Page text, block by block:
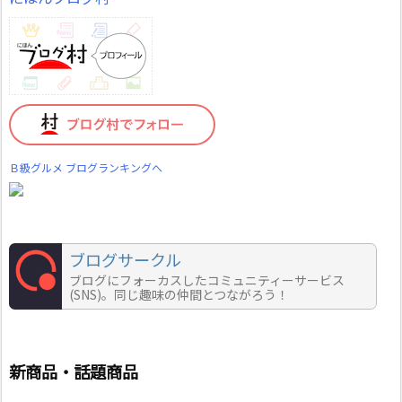
Ｂ級グルメ ブログランキングへ
ブログサークル
ブログにフォーカスしたコミュニティーサービス
(SNS)。同じ趣味の仲間とつながろう！
新商品・話題商品